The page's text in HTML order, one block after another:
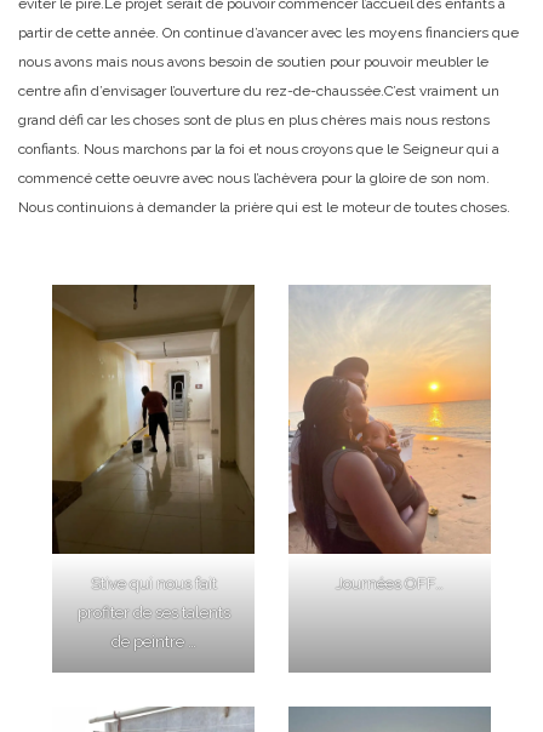
éviter le pire. Le projet serait de pouvoir commencer l’accueil des enfants à
partir de cette année. On continue d’avancer avec les moyens financiers que
nous avons mais nous avons besoin de soutien pour pouvoir meubler le
centre afin d’envisager l’ouverture du rez-de-chaussée.C’est vraiment un
grand défi car les choses sont de plus en plus chères mais nous restons
confiants. Nous marchons par la foi et nous croyons que le Seigneur qui a
commencé cette oeuvre avec nous l’achèvera pour la gloire de son nom.
Nous continuions à demander la prière qui est le moteur de toutes choses.
Stive qui nous fait
profiter de ses talents
de peintre …
Journées OFF…